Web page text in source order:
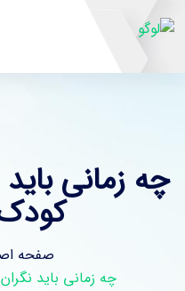
چه زمانی
صفحه
چه زمانی باید